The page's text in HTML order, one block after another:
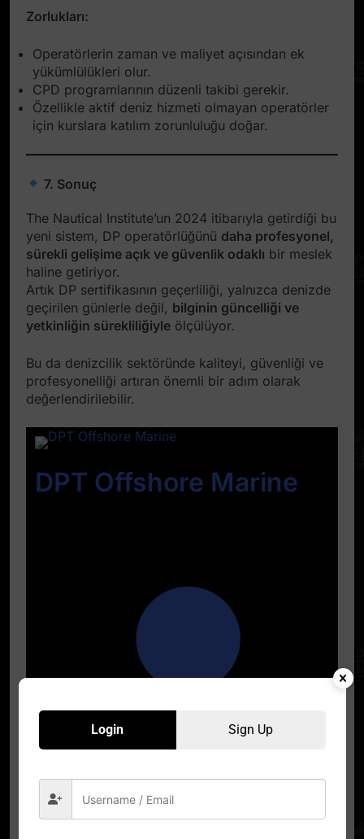
Zorlukları:
Operatörlerin zaman ve maliyet açısından ek
yükümlülükleri olur.
CPD programlarının düzenli takibi gerekir.
Özellikle aktif deniz hizmeti olmayan operatörler
için kurslara katılım zorunluluğu doğar.
7. Sonuç
The Nautical Institute’un 2024 itibarıyla getirdiği bu
yeni sistem, DP operatörlüğünü daha profesyonel,
sürekli gelişime açık ve güvenlik odaklı bir meslek
haline getiriyor.
Artık DP sertifikasının geçerliliği, yalnızca denizde
geçirilen günlerle değil, bilginin güncelliği ve
yetkinliğin sürekliliğiyle ölçülüyor.
Bu da denizcilik sektöründe kaliteyi, güvenliği ve
profesyonelliği artıran önemli bir adım olarak
değerlendirilebilir.
DPT Offshore Marine
Login Sign Up